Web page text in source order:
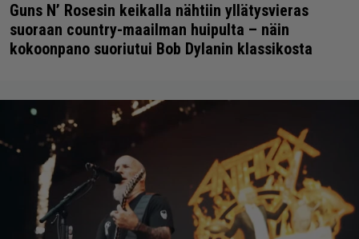
Guns N’ Rosesin keikalla nähtiin yllätysvieras
suoraan country-maailman huipulta – näin
kokoonpano suoriutui Bob Dylanin klassikosta